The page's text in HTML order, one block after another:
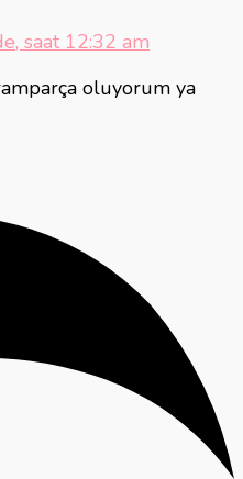
saat 12:32 am
oluyorum ya